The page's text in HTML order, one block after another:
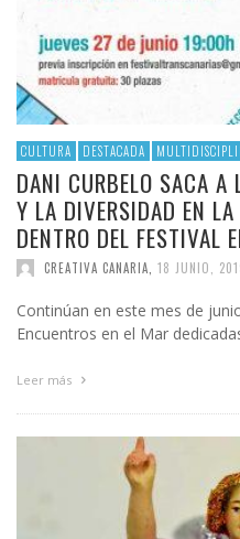
CULTURA DESTACADA
DANI CURBELO SACA A
Y LA DIVERSIDAD EN
DENTRO DEL FESTIVAL
CREATIVA CANARIA 18 JUNIO,
Continúan en este mes de
Encuentros en el Mar
Leer más